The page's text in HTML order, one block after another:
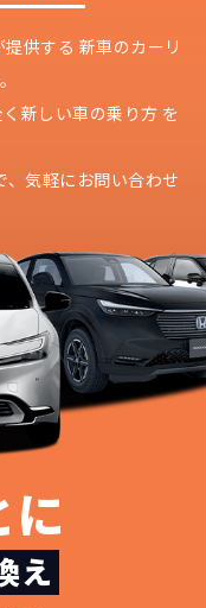
供する 新車のカーリ
新しい車の乗り方 を
、気軽にお問い合わせ
に
え